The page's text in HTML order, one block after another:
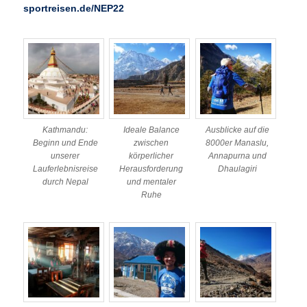
sportreisen.de/NEP22
Kathmandu:
Beginn und Ende
unserer
Lauferlebnisreise
durch Nepal
Ideale Balance
zwischen
körperlicher
Herausforderung
und mentaler
Ruhe
Ausblicke auf die
8000er Manaslu,
Annapurna und
Dhaulagiri